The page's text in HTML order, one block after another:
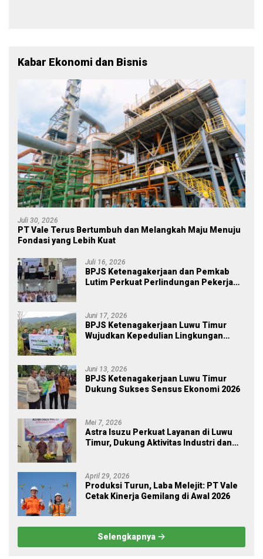
Kabar Ekonomi dan Bisnis
Juli 30, 2026
PT Vale Terus Bertumbuh dan Melangkah Maju Menuju
Fondasi yang Lebih Kuat
Juli 16, 2026
BPJS Ketenagakerjaan dan Pemkab
Lutim Perkuat Perlindungan Pekerja
Juni 17, 2026
BPJS Ketenagakerjaan Luwu Timur
Wujudkan Kepedulian Lingkungan
Juni 13, 2026
BPJS Ketenagakerjaan Luwu Timur
Dukung Sukses Sensus Ekonomi 2026
Mei 7, 2026
Astra Isuzu Perkuat Layanan di Luwu
Timur, Dukung Aktivitas Industri dan
April 29, 2026
Produksi Turun, Laba Melejit: PT Vale
Cetak Kinerja Gemilang di Awal 2026
Selengkapnya